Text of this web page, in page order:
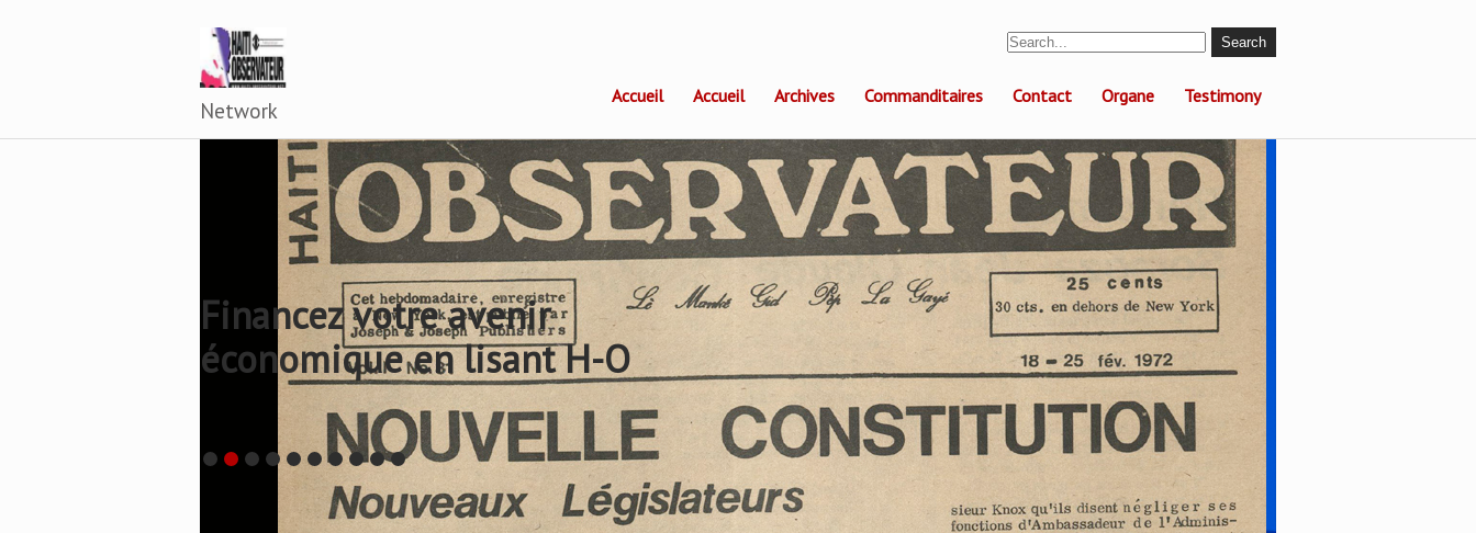
Network
Accueil Accueil Archives Commanditaires Contact Organe Testimony
Financez votre avenir
économique en lisant H-O